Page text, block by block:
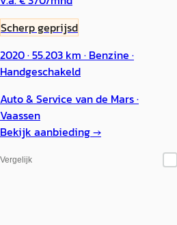
Scherp geprijsd
2020 · 55.203 km · Benzine ·
Handgeschakeld
Auto & Service van de Mars·
Vaassen
Bekijk aanbieding →
Vergelijk